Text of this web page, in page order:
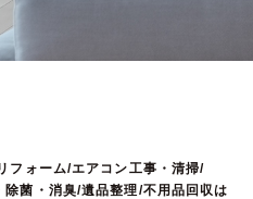
フォーム/エアコン工事・清掃/
除菌・消臭/遺品整理/不用品回収は